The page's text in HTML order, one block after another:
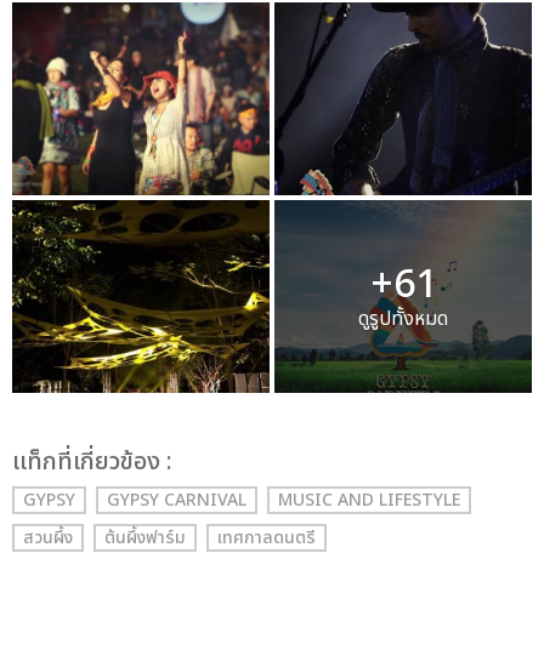
+61
ดูรูปทั้งหมด
เเท็กที่เกี่ยวข้อง :
GYPSY GYPSY CARNIVAL
MUSIC AND LIFESTYLE
สวนผึ้ง
ต้นผึ้งฟาร์ม เทศกาลดนตรี